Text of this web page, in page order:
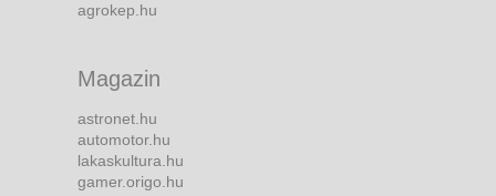
agrokep.hu
Magazin
astronet.hu
automotor.hu
lakaskultura.hu
gamer.origo.hu